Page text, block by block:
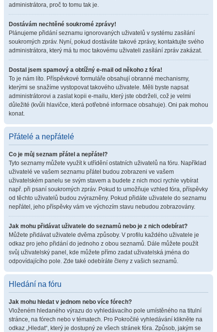
administrátora, proč to tomu tak je.
Dostávám nechtěné soukromé zprávy!
Plánujeme přidání seznamu ignorovaných uživatelů v systému zasílání
soukromých zpráv. Nyní, pokud dostáváte takové zprávy, kontaktujte svého
administrátora, který má tu moc takovému uživateli zasílání zpráv zakázat.
Dostal jsem spamový a obtížný e-mail od někoho z fóra!
To je nám líto. Příspěvkové formuláře obsahují obranné mechanismy,
kterými se snažíme vystopovat takového uživatele. Měli byste napsat
administrátorovi a zaslat kopii e-mailu, který jste obdrželi, což je velmi
důležité (kvůli hlavičce, která potřebné informace obsahuje). Oni pak mohou
konat.
Přátelé a nepřátelé
Co je můj seznam přátel a nepřátel?
Tyto seznamy můžete využít k utřídění ostatních uživatelů na fóru. Například
uživatelé ve vašem seznamu přátel budou zobrazeni ve vašem
uživatelském panelu se svým stavem a budete z nich moci rychle vybírat
např. při psaní soukromých zpráv. Pokud to umožňuje vzhled fóra, příspěvky
od těchto uživatelů budou zvýrazněny. Pokud přidáte uživatele do seznamu
nepřátel, jeho příspěvky vám ve výchozím stavu nebudou zobrazovány.
Jak mohu přidávat uživatele do seznamů nebo je z nich odebírat?
Můžete přidávat uživatele dvěma způsoby. V profilu každého uživatele je
odkaz pro jeho přidání do jednoho z obou seznamů. Dále můžete použít
svůj uživatelský panel, kde můžete přímo zadat uživatelská jména do
odpovídajícího pole. Zde také odebíráte členy z vašich seznamů.
Hledání na fóru
Jak mohu hledat v jednom nebo více fórech?
Vloženém hledaného výrazu do vyhledávacího pole umístěného na titulní
stránce, na fórech nebo v tématech. Pro Pokročilé vyhledávání klikněte na
odkaz „Hledat“, který je dostupný ze všech stránek fóra. Způsob, jakým se